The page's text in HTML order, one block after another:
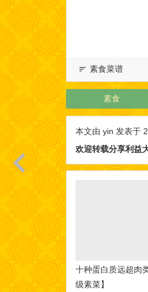
素食菜谱
素食
本文由 yin 发表于
欢迎转载分享利益
十种蛋白质远超肉
级素菜】